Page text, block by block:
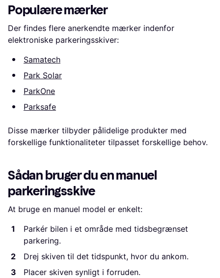
Populære mærker
Der findes flere anerkendte mærker indenfor
elektroniske parkeringsskiver:
Samatech
Park Solar
ParkOne
Parksafe
Disse mærker tilbyder pålidelige produkter med
forskellige funktionaliteter tilpasset forskellige behov.
Sådan bruger du en manuel
parkeringsskive
At bruge en manuel model er enkelt:
Parkér bilen i et område med tidsbegrænset
parkering.
Drej skiven til det tidspunkt, hvor du ankom.
Placer skiven synligt i forruden.